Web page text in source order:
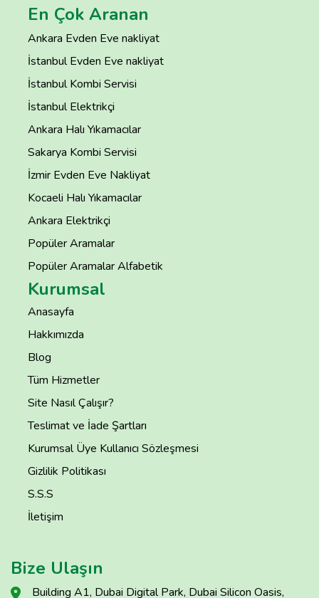
En Çok Aranan
Ankara Evden Eve nakliyat
İstanbul Evden Eve nakliyat
İstanbul Kombi Servisi
İstanbul Elektrikçi
Ankara Halı Yıkamacılar
Sakarya Kombi Servisi
İzmir Evden Eve Nakliyat
Kocaeli Halı Yıkamacılar
Ankara Elektrikçi
Popüler Aramalar
Popüler Aramalar Alfabetik
Kurumsal
Anasayfa
Hakkımızda
Blog
Tüm Hizmetler
Site Nasıl Çalışır?
Teslimat ve İade Şartları
Kurumsal Üye Kullanıcı Sözleşmesi
Gizlilik Politikası
S.S.S
İletişim
Bize Ulaşın
Building A1, Dubai Digital Park, Dubai Silicon Oasis,